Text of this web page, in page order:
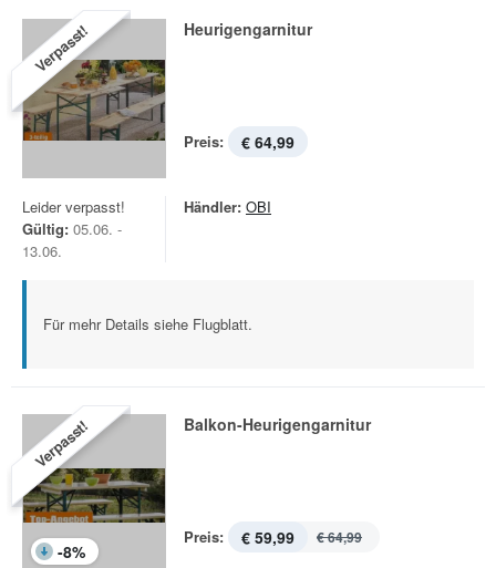
Verpasst! Heurigengarnitur
Preis: € 64,99
Leider verpasst!
Gültig: 05.06. -
13.06.
Händler: OBI
Für mehr Details siehe Flugblatt.
Verpasst!
-8%
Balkon-Heurigengarnitur
Preis: € 59,99 € 64,99